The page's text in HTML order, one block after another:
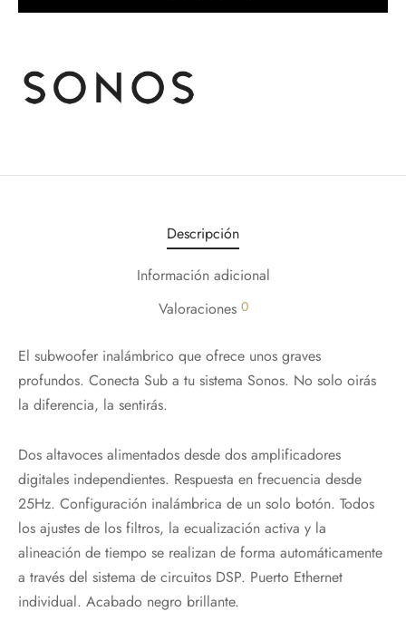
Descripción
Información adicional
Valoraciones 0
El subwoofer inalámbrico que ofrece unos graves
profundos. Conecta Sub a tu sistema Sonos. No solo oirás
la diferencia, la sentirás.
Dos altavoces alimentados desde dos amplificadores
digitales independientes. Respuesta en frecuencia desde
25Hz. Configuración inalámbrica de un solo botón. Todos
los ajustes de los filtros, la ecualización activa y la
alineación de tiempo se realizan de forma automáticamente
a través del sistema de circuitos DSP. Puerto Ethernet
individual. Acabado negro brillante.